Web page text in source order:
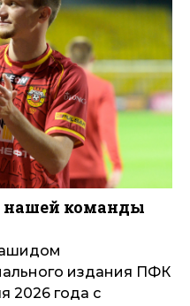
нашей команды
издания ПФК
2026 года с